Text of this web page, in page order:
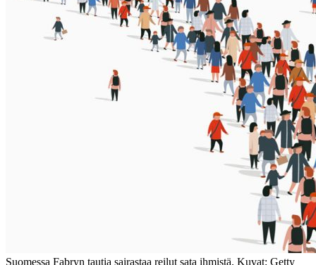
Suomessa Fabryn tautia sairastaa reilut sata ihmistä. Kuvat: Getty